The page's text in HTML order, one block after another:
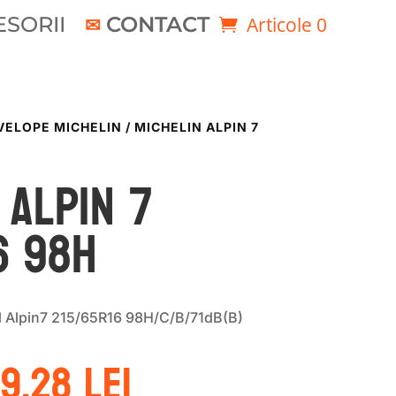
CONTACT Articole 0
MICHELIN / MICHELIN ALPIN 7
7
98H
215/65R16 98H/C/B/71dB(B)